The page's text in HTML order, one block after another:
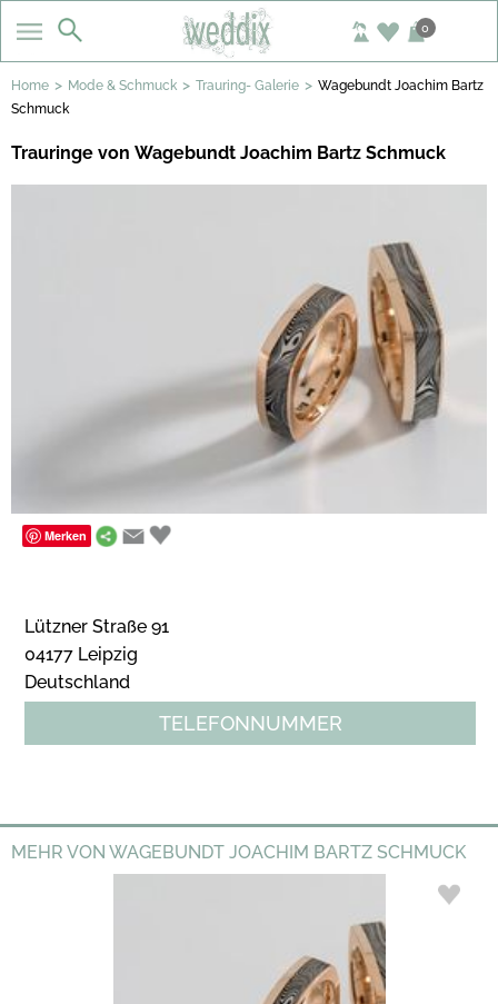
0
Home > Mode & Schmuck > Trauring- Galerie > Wagebundt Joachim Bartz
Schmuck
Trauringe von Wagebundt Joachim Bartz Schmuck
Merken
Lützner Straße 91
04177 Leipzig
Deutschland
TELEFONNUMMER
MEHR VON WAGEBUNDT JOACHIM BARTZ SCHMUCK